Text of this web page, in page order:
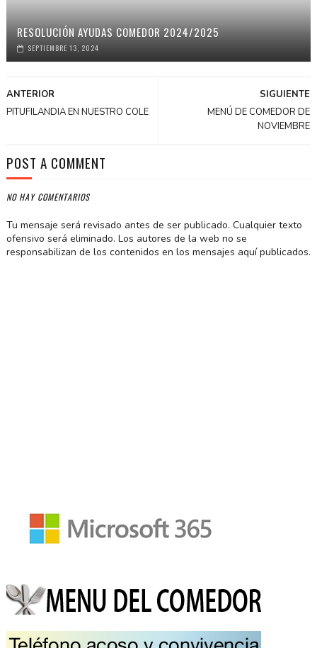
RESOLUCIÓN AYUDAS COMEDOR 2024/2025
SEPTIEMBRE 13, 2024
SIGUIENTE
MENÚ DE COMEDOR DE
NOVIEMBRE
ANTERIOR
PITUFILANDIA EN NUESTRO COLE
POST A COMMENT
NO HAY COMENTARIOS
Tu mensaje será revisado antes de ser publicado. Cualquier texto
ofensivo será eliminado. Los autores de la web no se
responsabilizan de los contenidos en los mensajes aquí publicados.